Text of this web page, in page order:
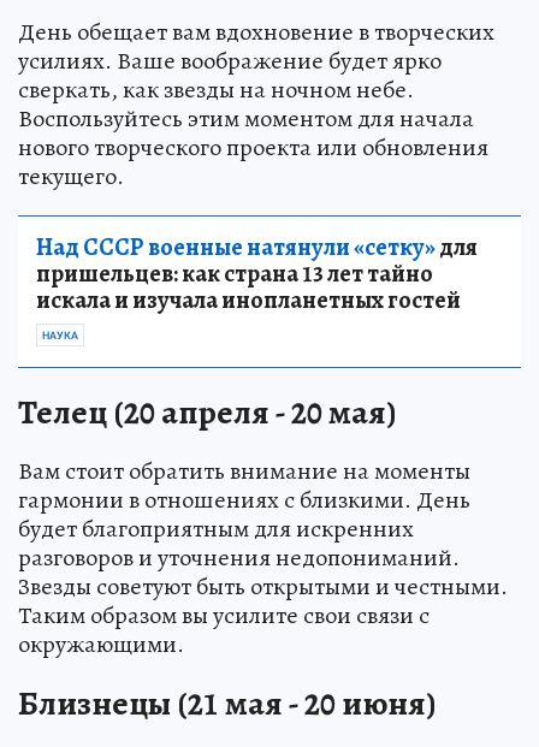
День обещает вам вдохновение в творческих
усилиях. Ваше воображение будет ярко
сверкать, как звезды на ночном небе.
Воспользуйтесь этим моментом для начала
нового творческого проекта или обновления
текущего.
Над СССР военные натянули «сетку»для
пришельцев: как страна 13 лет тайно
искала и изучала инопланетных гостей
НАУКА
Телец (20 апреля - 20 мая)
Вам стоит обратить внимание на моменты
гармонии в отношениях с близкими. День
будет благоприятным для искренних
разговоров и уточнения недопониманий.
Звезды советуют быть открытыми и честными.
Таким образом вы усилите свои связи с
окружающими.
Близнецы (21 мая - 20 июня)